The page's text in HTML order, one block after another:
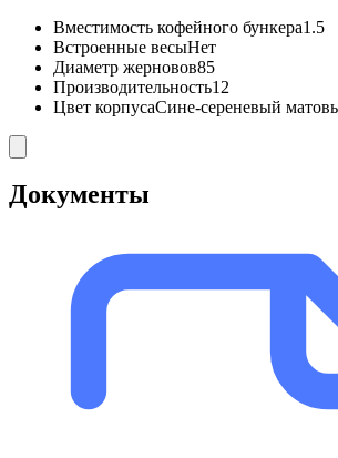
Вместимость кофейного бункера1.5
Встроенные весыНет
Диаметр жерновов85
Производительность12
Цвет корпусаСине-сереневый
Документы